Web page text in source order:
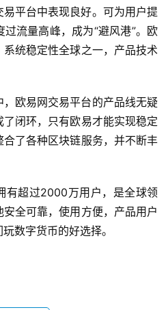
平台中表现良好。可为用户提
流量高峰，成为“避风港”。欧
统稳定性全球之一，产品技术
欧易网交易平台的产品线无疑
闭环，只有欧易才能实现稳定
了各种区块链服务，并不断丰
有超过2000万用户，是全球领
全可靠，使用方便，产品用户
数字货币的好选择。